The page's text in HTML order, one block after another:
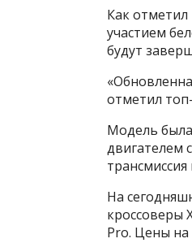
Как
участием
будут
отметил
Модель
двигателем
На
кроссоверы
Pro. Цены на